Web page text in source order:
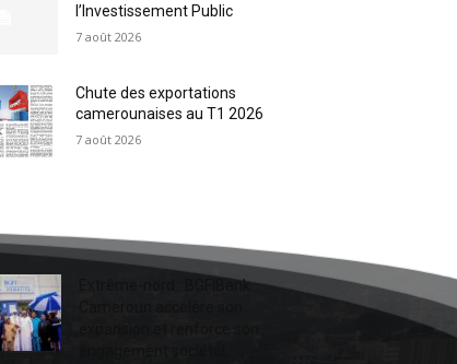
l’Investissement Public
7 août 2026
Chute des exportations
camerounaises au T1 2026
7 août 2026
Extrême-nord : BGFIBank